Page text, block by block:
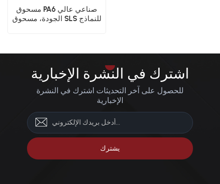
مسحوق PA6 صناعي عالي
الجودة، مسحوق SLS للنماذج
اشترك في النشرة الإخبارية
للحصول على آخر التحديثات اشترك في النشرة
الإخبارية